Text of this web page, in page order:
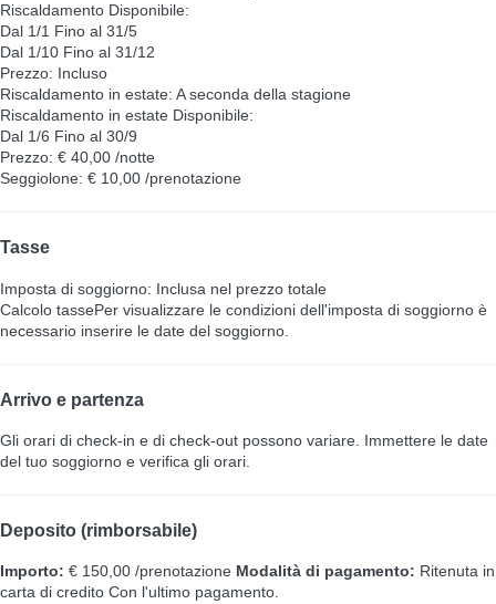
Riscaldamento Disponibile:
Dal 1/1 Fino al 31/5
Dal 1/10 Fino al 31/12
Prezzo: Incluso
Riscaldamento in estate: A seconda della stagione
Riscaldamento in estate Disponibile:
Dal 1/6 Fino al 30/9
Prezzo: € 40,00 /notte
Seggiolone: € 10,00 /prenotazione
Tasse
Imposta di soggiorno: Inclusa nel prezzo totale
Calcolo tassePer visualizzare le condizioni dell'imposta di soggiorno è
necessario inserire le date del soggiorno.
Arrivo e partenza
Gli orari di check-in e di check-out possono variare. Immettere le date
del tuo soggiorno e verifica gli orari.
Deposito (rimborsabile)
Importo: € 150,00 /prenotazione Modalità di pagamento: Ritenuta in
carta di credito Con l'ultimo pagamento.